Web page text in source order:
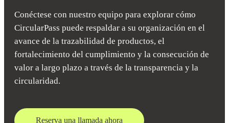
Conéctese con nuestro equipo para explorar cómo
CircularPass puede respaldar a su organización en el
avance de la trazabilidad de productos, el
fortalecimiento del cumplimiento y la consecución de
valor a largo plazo a través de la transparencia y la
circularidad.
Reserva una llamada ahora